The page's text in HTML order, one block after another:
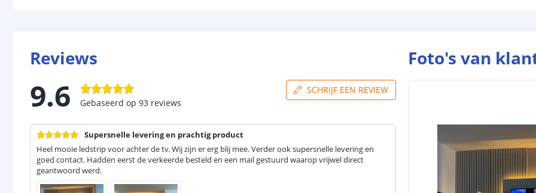
Reviews
9.6 Gebaseerd op 93 reviews
SCHRIJF EEN REVIEW
Supersnelle levering en prachtig product
Heel mooie ledstrip voor achter de tv. Wij zijn er erg blij mee. Verder ook supersnelle levering en
goed contact. Hadden eerst de verkeerde besteld en een mail gestuurd waarop vrijwel direct
geantwoord werd.
Foto's van